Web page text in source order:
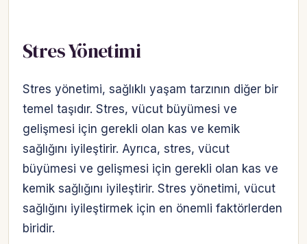
Stres Yönetimi
Stres yönetimi, sağlıklı yaşam tarzının diğer bir
temel taşıdır. Stres, vücut büyümesi ve
gelişmesi için gerekli olan kas ve kemik
sağlığını iyileştirir. Ayrıca, stres, vücut
büyümesi ve gelişmesi için gerekli olan kas ve
kemik sağlığını iyileştirir. Stres yönetimi, vücut
sağlığını iyileştirmek için en önemli faktörlerden
biridir.